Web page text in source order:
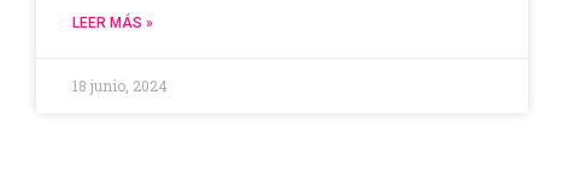
LEER MÁS »
18 junio, 2024